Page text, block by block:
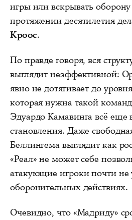
игры или вскрывать
протяжении десятилетия
Кроос.
По правде говоря, вся
выглядит неэффективной:
явно не дотягивает до
которая нужна такой
Эдуардо Камавинга всё еще
становления. Даже
Беллингема выглядит как
«Реал» не может себе
атакующие игроки почти не
оборонительных действиях.
Очевидно, что «Мадриду»